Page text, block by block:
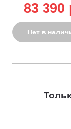
5,0/5,5 кВт, 25
комплект
94 кг)
83 390
Нет в